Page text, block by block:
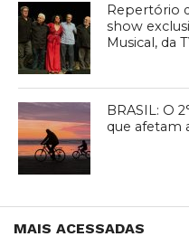
Repertório
show
Musical, da
BRASIL: O
que afetam
MAIS ACESSADAS